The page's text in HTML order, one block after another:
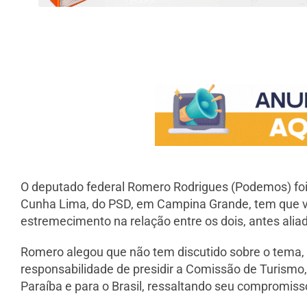
O deputado federal Romero Rodrigues (Podemos)
Cunha Lima, do PSD, em Campina Grande, tem
estremecimento na relação entre os dois, antes
Romero alegou que não tem discutido sobre o
responsabilidade de presidir a Comissão de
Paraíba e para o Brasil, ressaltando seu